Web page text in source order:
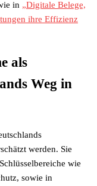
in „Digitale Belege,
ihre Effizienz
als
Weg in
werden. Sie
wie
sowie in